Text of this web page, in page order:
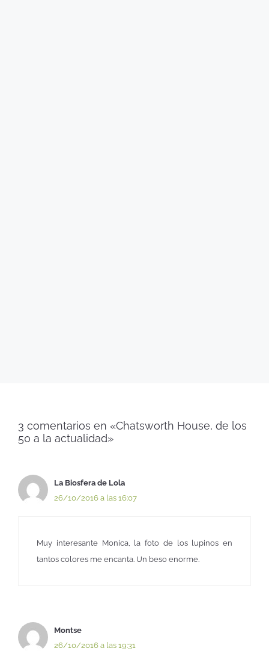
3 comentarios en «Chatsworth House, de los
50 a la actualidad»
La Biosfera de Lola
26/10/2016 a las 16:07
Muy interesante Monica, la foto de los lupinos en
tantos colores me encanta. Un beso enorme.
Montse
26/10/2016 a las 19:31